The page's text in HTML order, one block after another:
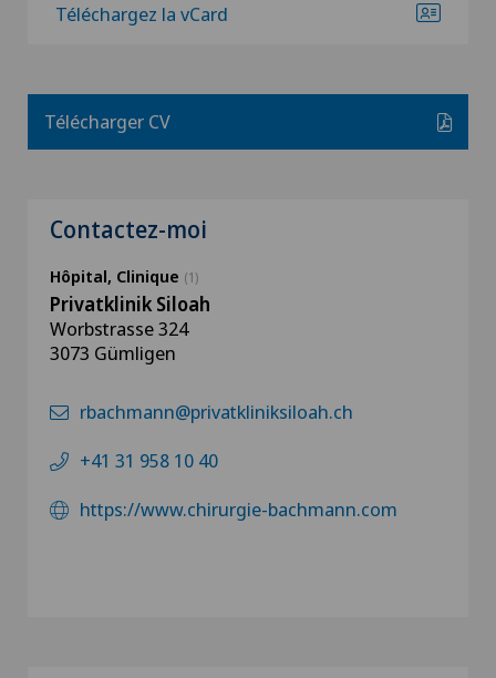
Téléchargez la vCard
Télécharger CV
Contactez-moi
Hôpital, Clinique (1)
Privatklinik Siloah
Worbstrasse 324
3073 Gümligen
rbachmann@privatkliniksiloah.ch
+41 31 958 10 40
https://www.chirurgie-bachmann.com